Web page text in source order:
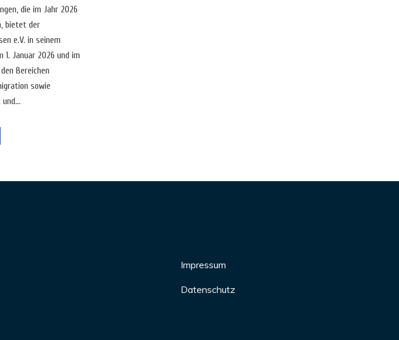
die im Jahr 2026
bietet der
e.V. in seinem
1. Januar 2026 und im
Bereichen
sowie
Impressum
Datenschutz